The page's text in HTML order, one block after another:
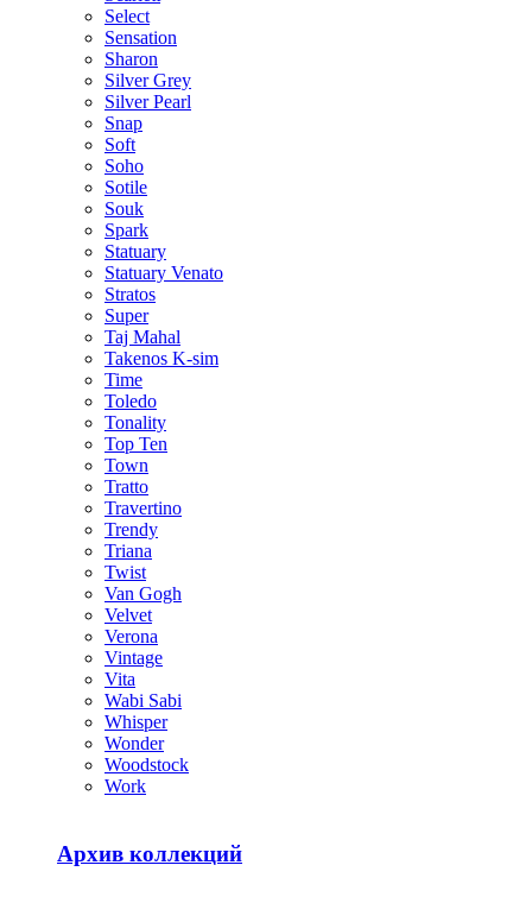
Select
Sensation
Sharon
Silver Grey
Silver Pearl
Snap
Soft
Soho
Sotile
Souk
Spark
Statuary
Statuary Venato
Stratos
Super
Taj Mahal
Takenos K-sim
Time
Toledo
Tonality
Top Ten
Town
Tratto
Travertino
Trendy
Triana
Twist
Van Gogh
Velvet
Verona
Vintage
Vita
Wabi Sabi
Whisper
Wonder
Woodstock
Work
Архив коллекций